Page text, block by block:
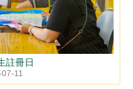
註冊日
11